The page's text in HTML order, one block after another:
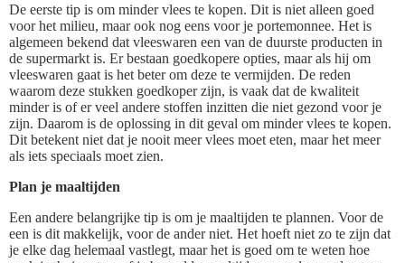
De eerste tip is om minder vlees te kopen. Dit is niet alleen goed
voor het milieu, maar ook nog eens voor je portemonnee. Het is
algemeen bekend dat vleeswaren een van de duurste producten in
de supermarkt is. Er bestaan goedkopere opties, maar als hij om
vleeswaren gaat is het beter om deze te vermijden. De reden
waarom deze stukken goedkoper zijn, is vaak dat de kwaliteit
minder is of er veel andere stoffen inzitten die niet gezond voor je
zijn. Daarom is de oplossing in dit geval om minder vlees te kopen.
Dit betekent niet dat je nooit meer vlees moet eten, maar het meer
als iets speciaals moet zien.
Plan je maaltijden
Een andere belangrijke tip is om je maaltijden te plannen. Voor de
een is dit makkelijk, voor de ander niet. Het hoeft niet zo te zijn dat
je elke dag helemaal vastlegt, maar het is goed om te weten hoe